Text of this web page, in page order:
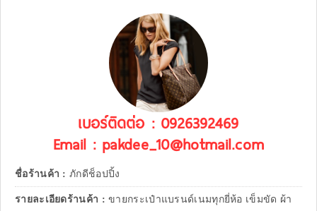
เบอร์ติดต่อ : 0926392469
Email : pakdee_10@hotmail.com
ชื่อร้านค้า : ภักดีช็อปปิ้ง
รายละเอียดร้านค้า :ขายกระเป๋าแบรนด์เนมทุกยี่ห้อ เข็มขัด ผ้า